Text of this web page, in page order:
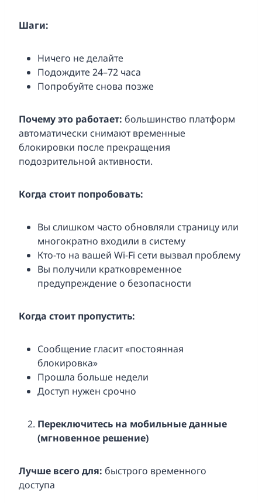
Шаги:
Ничего не делайте
Подождите 24–72 часа
Попробуйте снова позже
Почему это работает: большинство платформ
автоматически снимают временные
блокировки после прекращения
подозрительной активности.
Когда стоит попробовать:
Вы слишком часто обновляли страницу или
многократно входили в систему
Кто-то на вашей Wi-Fi сети вызвал проблему
Вы получили кратковременное
предупреждение о безопасности
Когда стоит пропустить:
Сообщение гласит «постоянная
блокировка»
Прошла больше недели
Доступ нужен срочно
Переключитесь на мобильные данные
(мгновенное решение)
Лучше всего для: быстрого временного
доступа